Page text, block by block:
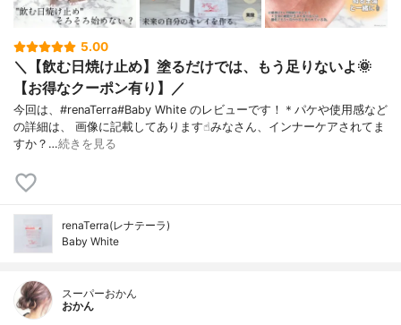
5.00
＼【飲む日焼け止め】塗るだけでは、もう足りないよ🌞
【お得なクーポン有り】／
今回は、#renaTerra#Baby White のレビューです！＊パケや使用感など
の詳細は、 画像に記載してあります☝︎みなさん、インナーケアされてま
すか？…続きを見る
renaTerra(レナテーラ)
Baby White
スーパーおかん
おかん